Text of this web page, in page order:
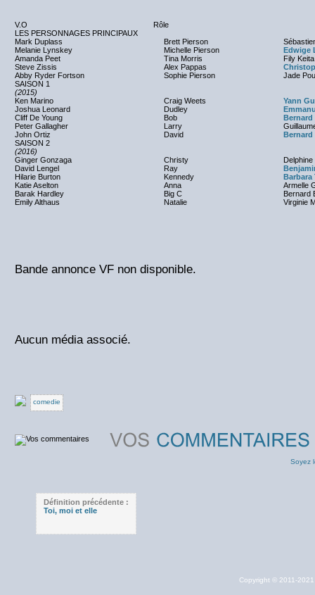
V.O
Rôle
LES PERSONNAGES PRINCIPAUX
Mark Duplass
Brett Pierson
Melanie Lynskey
Michelle Pierson
Edwige
Amanda Peet
Tina Morris
Fily Keita
Steve Zissis
Alex Pappas
Abby Ryder Fortson
Sophie Pierson
Jade
SAISON 1
(2015)
Ken Marino
Craig Weets
Yann
Joshua Leonard
Dudley
Cliff De Young
Bob
Bernard
Peter Gallagher
Larry
John Ortiz
David
Bernard
SAISON 2
(2016)
Ginger Gonzaga
Christy
Delphine
David Lengel
Ray
Hilarie Burton
Kennedy
Barbara
Katie Aselton
Anna
Armelle
Barak Hardley
Big C
Bernard
Emily Althaus
Natalie Virginie
Bande annonce VF non disponible.
Aucun média associé.
comedie
Soyez
Définition précédente :
Toi, moi et elle
Copyright © 2011-